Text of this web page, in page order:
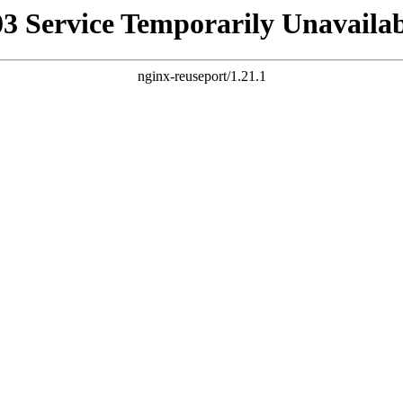
Service Temporarily
nginx-reuseport/1.21.1